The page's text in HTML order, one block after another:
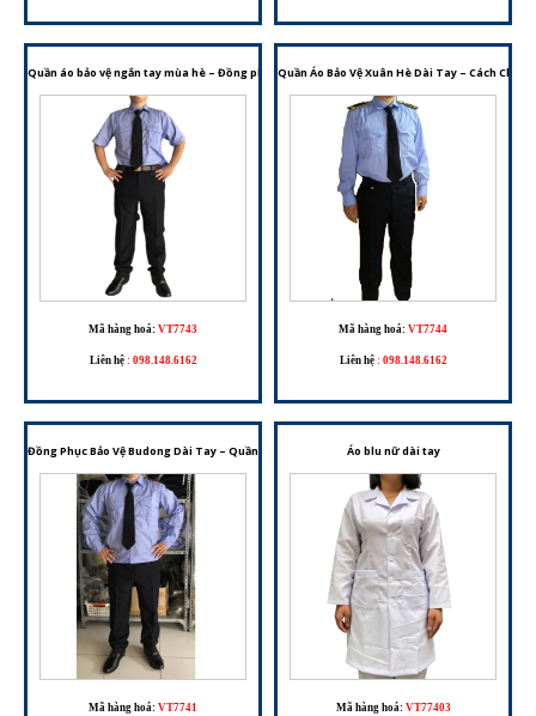
Quần áo bảo vệ ngắn tay mùa hè – Đồng phục bảo vệ thoáng mát, chuyên nghiệp
Mã hàng hoá: VT7743
Liên hệ : 098.148.6162
Quần Áo Bảo Vệ Xuân Hè Dài Tay – Cách Chọn
Mã hàng hoá: VT7744
Liên hệ : 098.148.6162
Đồng Phục Bảo Vệ Budong Dài Tay – Quần Áo Bảo Vệ Chuyên Nghiệp
Mã hàng hoá: VT7741
Áo blu nữ dài tay
Mã hàng hoá: VT77403